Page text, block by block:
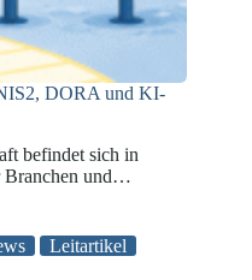
DORA und KI-
befindet sich in
Branchen und…
Leitartikel